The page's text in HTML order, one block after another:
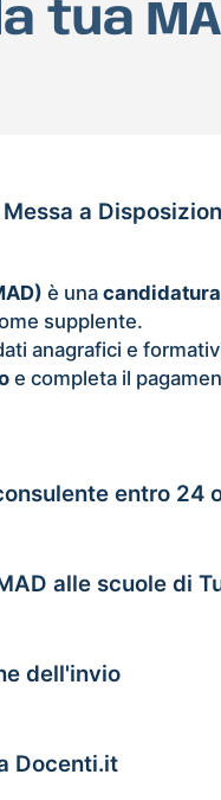
tua
a
è una
supplente.
anagrafici e
e completa il
entro 24
alle scuole di
dell'invio
Docenti.it